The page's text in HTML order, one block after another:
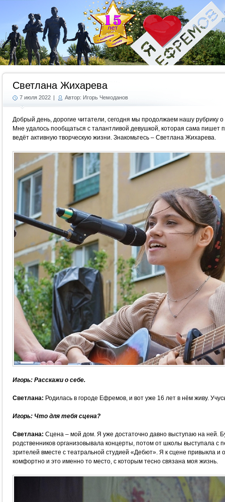
Светлана Жихарева
7 июля 2022 | Автор: Игорь Чемоданов
Добрый день, дорогие читатели, сегодня мы продолжаем нашу рубрику
Мне удалось пообщаться с талантливой девушкой, которая сама пишет
ведёт активную творческую жизни. Знакомьтесь – Светлана Жихарева.
Игорь: Расскажи о себе.
Светлана: Родилась в городе Ефремов, и вот уже 16 лет в нём живу.
Игорь: Что для тебя сцена?
Светлана: Сцена – мой дом. Я уже достаточно давно выступаю на ней.
родственников организовывала концерты, потом от школы выступала с
зрителей вместе с театральной студией «Дебют». Я к сцене привыкла
комфортно и это именно то место, с которым тесно связана моя жизнь.